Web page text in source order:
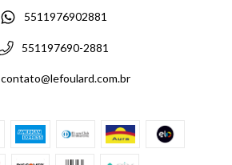
5511976902881
551197690-2881
contato@lefoulard.com.br